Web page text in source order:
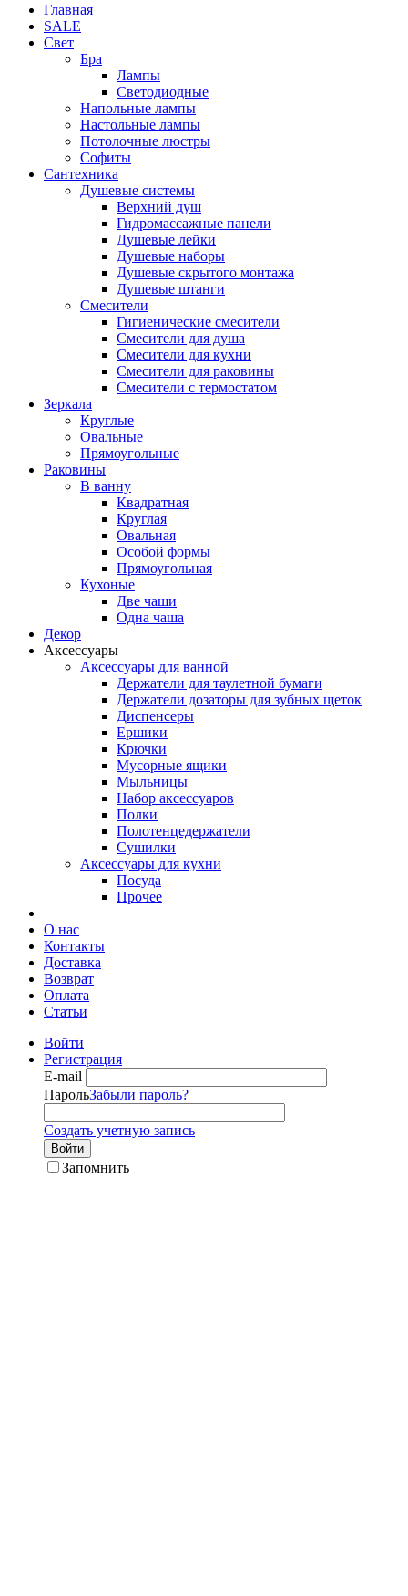
Главная
SALE
Свет
Бра
Лампы
Светодиодные
Напольные лампы
Настольные лампы
Потолочные люстры
Софиты
Сантехника
Душевые системы
Верхний душ
Гидромассажные панели
Душевые лейки
Душевые наборы
Душевые скрытого монтажа
Душевые штанги
Смесители
Гигиенические смесители
Смесители для душа
Смесители для кухни
Смесители для раковины
Смесители с термостатом
Зеркала
Круглые
Овальные
Прямоугольные
Раковины
В ванну
Квадратная
Круглая
Овальная
Особой формы
Прямоугольная
Кухоные
Две чаши
Одна чаша
Декор
Аксессуары
Аксессуары для ванной
Держатели для таулетной бумаги
Держатели дозаторы для зубных щеток
Диспенсеры
Ершики
Крючки
Мусорные ящики
Мыльницы
Набор аксессуаров
Полки
Полотенцедержатели
Сушилки
Аксессуары для кухни
Посуда
Прочее
О нас
Контакты
Доставка
Возврат
Оплата
Статьи
Войти
Регистрация
E-mail
ПарольЗабыли пароль?
Создать учетную запись
Войти
Запомнить